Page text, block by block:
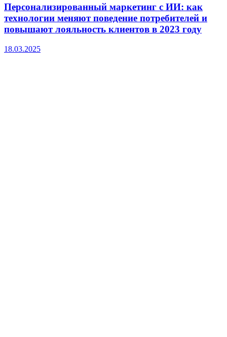
Персонализированный маркетинг с ИИ: как
технологии меняют поведение потребителей и
повышают лояльность клиентов в 2023 году
18.03.2025